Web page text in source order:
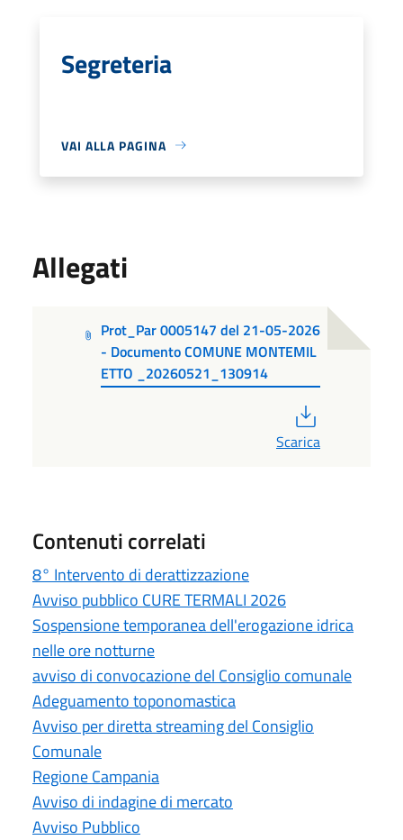
Segreteria
VAI ALLA PAGINA
Allegati
Prot_Par 0005147 del 21-05-2026
- Documento COMUNE MONTEMIL
ETTO _20260521_130914
Scarica
Contenuti correlati
8° Intervento di derattizzazione
Avviso pubblico CURE TERMALI 2026
Sospensione temporanea dell'erogazione idrica
nelle ore notturne
avviso di convocazione del Consiglio comunale
Adeguamento toponomastica
Avviso per diretta streaming del Consiglio
Comunale
Regione Campania
Avviso di indagine di mercato
Avviso Pubblico